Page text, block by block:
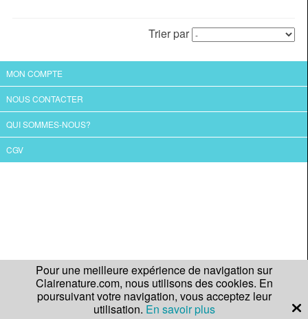
Trier par
MON COMPTE
NOUS CONTACTER
QUI SOMMES-NOUS?
CGV
Pour une meilleure expérience de navigation sur
Clairenature.com, nous utilisons des cookies. En
poursuivant votre navigation, vous acceptez leur
utilisation. En savoir plus